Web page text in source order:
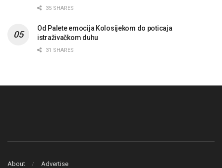
35 SHARES
Od Palete emocija Kolosijekom do poticaja
istraživačkom duhu
31 SHARES
About Advertise